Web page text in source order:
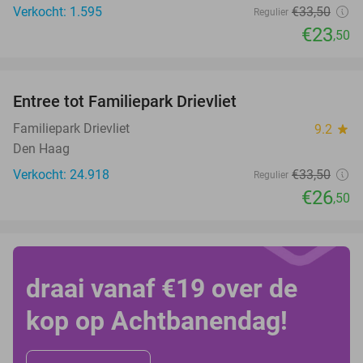
Verkocht: 1.595
Regulier €33,50
€23,50
Entree tot Familiepark Drievliet
Familiepark Drievliet 9.2 star
Den Haag
Verkocht: 24.918
Regulier €33,50
€26,50
draai vanaf €19 over de
kop op Achtbanendag!